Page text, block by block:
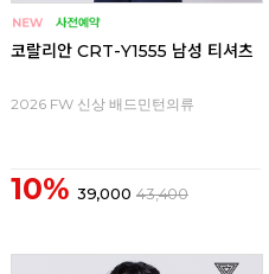
코랄리안 CRT-Y1555 남성 티셔츠
2026 FW 신상 배드민턴의류
10% 39,000 43,400